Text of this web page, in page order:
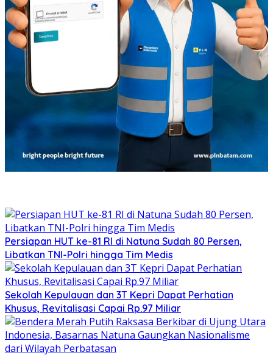
Persiapan HUT ke-81 RI di Natuna Sudah 80 Persen,
Libatkan TNI-Polri hingga Tim Medis
Sekolah Kepulauan dan 3T Kepri Dapat Perhatian
Khusus, Revitalisasi Capai Rp.97 Miliar